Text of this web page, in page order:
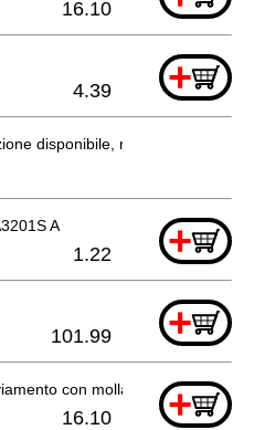
16.10
+
4.39
disponibile, non ordinabile
A +
1.22
+
101.99
con molla DCS3400/Th *
+
16.10